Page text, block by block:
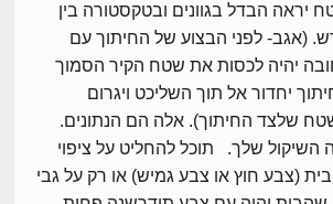
יראה הבדל בגוונים ובטקסטורה בין
(אגב- לפני הבצוע של החיתוך עם
יהיה לכסות את שטח הקיר הסמוך
יחדור אל תוך השליכט ויגרום
שלצד החיתוך). אלה הם הנתונים.
שלך. תוכל להחליט על ציפוי
(צבע חוץ או צבע גמיש) או רק על גבי